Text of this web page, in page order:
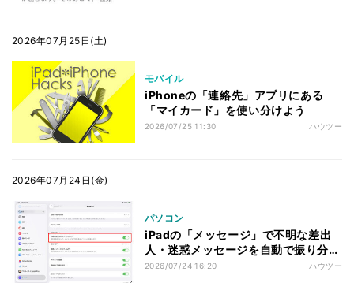
2026年07月25日(土)
モバイル
iPhoneの「連絡先」アプリにある
「マイカード」を使い分けよう
2026/07/25 11:30 ハウツー
2026年07月24日(金)
パソコン
iPadの「メッセージ」で不明な差出
人・迷惑メッセージを自動で振り分け
よう - iPadパソコン化講座
2026/07/24 16:20 ハウツー